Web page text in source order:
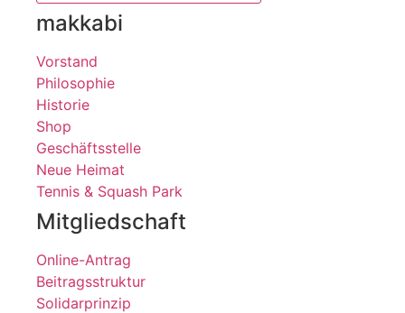
makkabi
Vorstand
Philosophie
Historie
Shop
Geschäftsstelle
Neue Heimat
Tennis & Squash Park
Mitgliedschaft
Online-Antrag
Beitragsstruktur
Solidarprinzip